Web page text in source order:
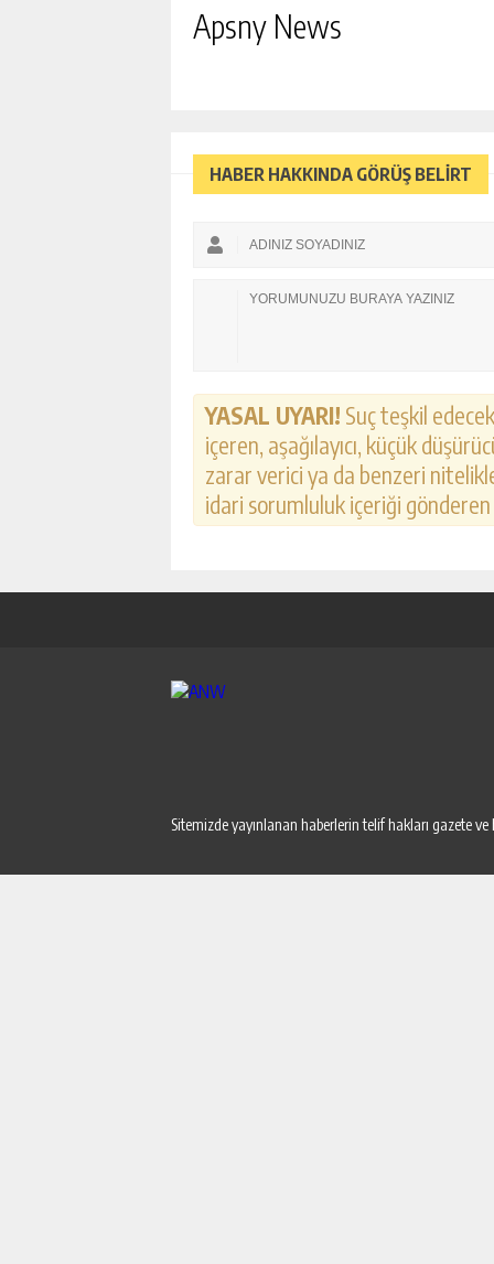
Apsny News
HABER HAKKINDA GÖRÜŞ BELİRT
YASAL UYARI! Suç teşkil
içeren, aşağılayıcı, küçük
zarar verici ya da benzeri
idari sorumluluk içeriği
Sitemizde yayınlanan haberlerin telif hakları gazete